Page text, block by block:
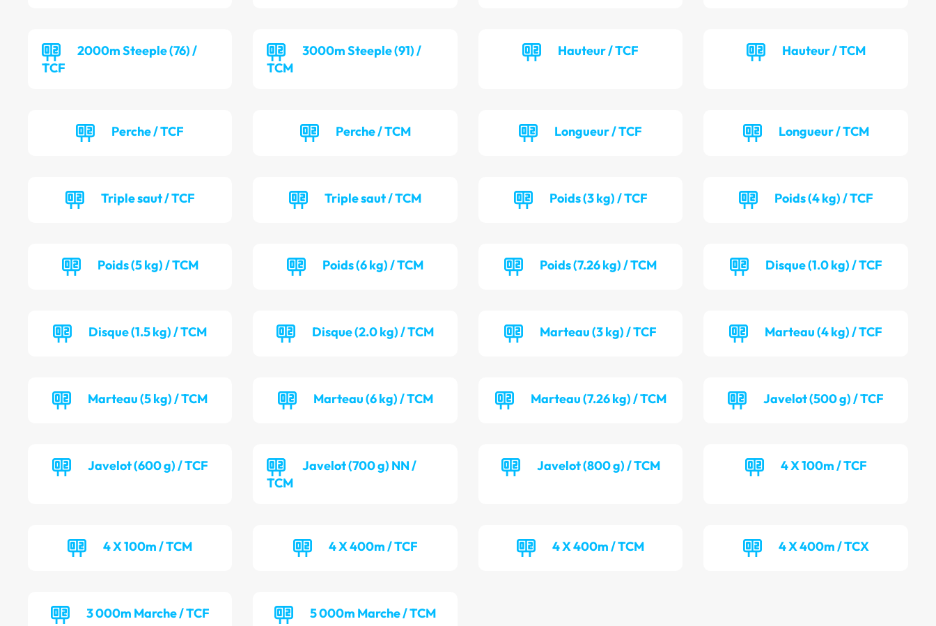
2000m Steeple (76) /
TCF
3000m Steeple (91) /
TCM
Hauteur / TCF Hauteur / TCM
Perche / TCF Perche / TCM Longueur / TCF Longueur / TCM
Triple saut / TCF Triple saut / TCM Poids (3 kg) / TCF Poids (4 kg) / TCF
Poids (5 kg) / TCM Poids (6 kg) / TCM Poids (7.26 kg) / TCM Disque (1.0 kg) / TCF
Disque (1.5 kg) / TCM Disque (2.0 kg) / TCM Marteau (3 kg) / TCF Marteau (4 kg) / TCF
Marteau (5 kg) / TCM Marteau (6 kg) / TCM Marteau (7.26 kg) / TCM Javelot (500 g) / TCF
Javelot (600 g) / TCF
Javelot (700 g) NN /
TCM
Javelot (800 g) / TCM 4 X 100m / TCF
4 X 100m / TCM 4 X 400m / TCF 4 X 400m / TCM 4 X 400m / TCX
3 000m Marche / TCF 5 000m Marche / TCM